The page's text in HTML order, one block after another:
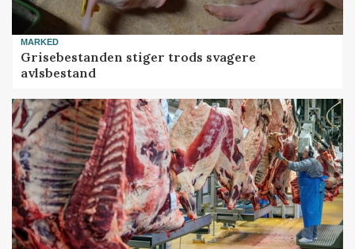
MARKED
Grisebestanden stiger trods svagere
avlsbestand